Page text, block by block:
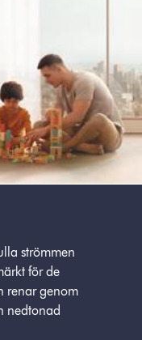
strömmen
för de
renar genom
nedtonad